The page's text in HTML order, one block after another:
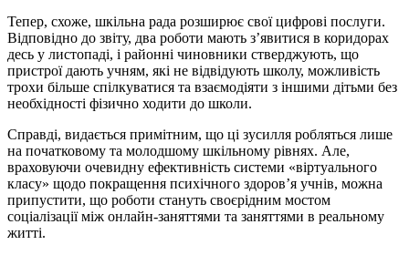
Тепер, схоже, шкільна рада розширює свої цифрові послуги.
Відповідно до звіту, два роботи мають з’явитися в коридорах
десь у листопаді, і районні чиновники стверджують, що
пристрої дають учням, які не відвідують школу, можливість
трохи більше спілкуватися та взаємодіяти з іншими дітьми без
необхідності фізично ходити до школи.
Справді, видається примітним, що ці зусилля робляться лише
на початковому та молодшому шкільному рівнях. Але,
враховуючи очевидну ефективність системи «віртуального
класу» щодо покращення психічного здоров’я учнів, можна
припустити, що роботи стануть своєрідним мостом
соціалізації між онлайн-заняттями та заняттями в реальному
житті.